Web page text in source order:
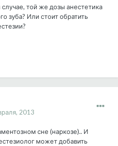
той же дозы анестетика
зуба? Или стоит обратить
2013
сне (наркозе).. И
может добавить